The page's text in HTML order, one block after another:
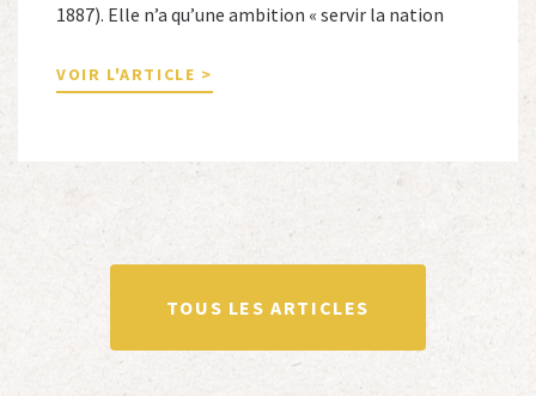
1887). Elle n’a qu’une ambition « servir la nation
nationale de la France. Afin d’atteindre cet objectif,
Le Souvenir Français entretient des liens amicaux
totalité ou partiellement afin de faire vivre […]
VOIR L'ARTICLE >
TOUS LES ARTICLES